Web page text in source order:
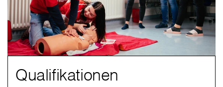
Qualifikationen